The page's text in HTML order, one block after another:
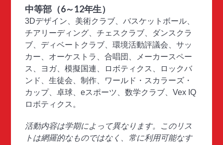
中等部（6～12年生）
3Dデザイン、美術クラブ、バスケットボール、
チアリーディング、チェスクラブ、ダンスクラ
ブ、ディベートクラブ、環境活動評議会、サッ
カー、オーケストラ、合唱団、メーカースペー
ス、ヨガ、模擬国連、ロボティクス、ロックバ
ンド、生徒会、制作、ワールド・スカラーズ・
カップ、卓球、eスポーツ、数学クラブ、Vex IQ
ロボティクス。
活動内容は学期によって異なります。このリス
トは網羅的なものではなく、常に利用可能なす